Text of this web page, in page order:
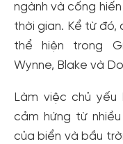
ngành và cống
thời gian. Kể từ
thể hiện trong
Wynne, Blake và
Làm việc chủ
cảm hứng từ
của biển và bầu